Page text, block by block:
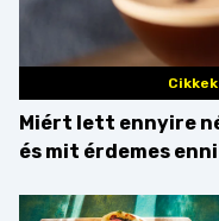
Cikkek
Miért lett ennyire
és mit érdemes